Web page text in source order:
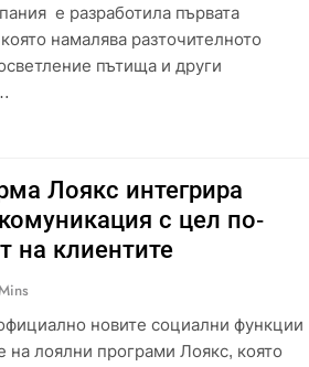
е разработила първата
намалява разточителното
пътища и други
Лоякс интегрира
с цел по-
на клиентите
новите социални функции
на лоялни програми Лоякс, която